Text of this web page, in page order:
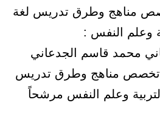
مناهج وطرق تدريس لغة
وعلم النفس :
محمد قاسم الجدعاني
مناهج وطرق تدريس
وعلم النفس مرشحاً